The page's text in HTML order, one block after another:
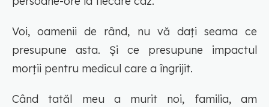
Voi, oamenii de rând, nu vă dați seama ce
presupune asta. Și ce presupune impactul
morții pentru medicul care a îngrijit.
Când tatăl meu a murit noi, familia, am